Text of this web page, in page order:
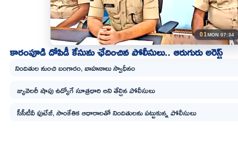
01MON 07:34
కారంపూడి దోపిడీ కేసును ఛేదించిన పోలీసులు.. ఆరుగురు అరెస్ట్
నిందితుల నుంచి బంగారం, వాహనాలు స్వాధీనం
జ్యువెలరీ షాపు ఉద్యోగే సూత్రధారి అని తేల్చిన పోలీసులు
సీసీటీవీ ఫుటేజీ, సాంకేతిక ఆధారాలతో నిందితులను పట్టుకున్న పోలీసులు